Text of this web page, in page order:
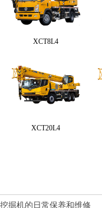
XCT8L4
XCT20L4
挖掘机的日常保养和维修